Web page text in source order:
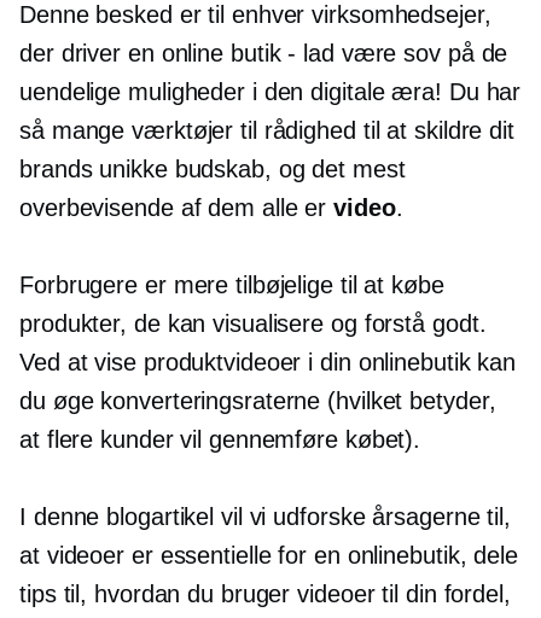
Denne besked er til enhver virksomhedsejer,
der driver en online butik - lad være sov på de
uendelige muligheder i den digitale æra! Du har
så mange værktøjer til rådighed til at skildre dit
brands unikke budskab, og det mest
overbevisende af dem alle ervideo.
Forbrugere er mere tilbøjelige til at købe
produkter, de kan visualisere og forstå godt.
Ved at vise produktvideoer i din onlinebutik kan
du øge konverteringsraterne (hvilket betyder,
at flere kunder vil gennemføre købet).
I denne blogartikel vil vi udforske årsagerne til,
at videoer er essentielle for en onlinebutik, dele
tips til, hvordan du bruger videoer til din fordel,